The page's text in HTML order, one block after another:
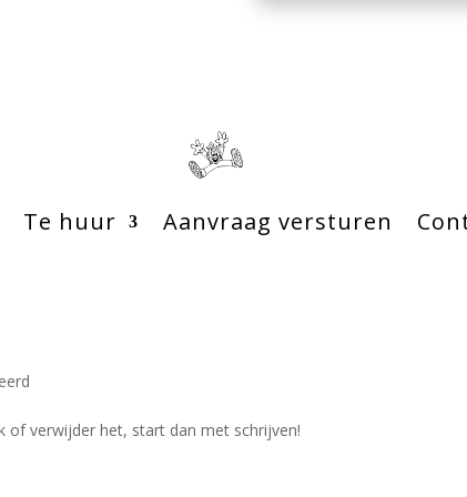
Te huur Aanvraag versturen
of verwijder het, start dan met schrijven!